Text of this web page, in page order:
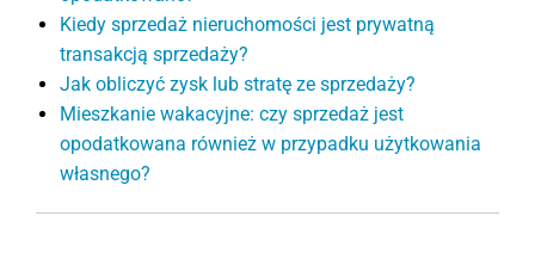
Kiedy sprzedaż nieruchomości jest prywatną
transakcją sprzedaży?
Jak obliczyć zysk lub stratę ze sprzedaży?
Mieszkanie wakacyjne: czy sprzedaż jest
opodatkowana również w przypadku użytkowania
własnego?